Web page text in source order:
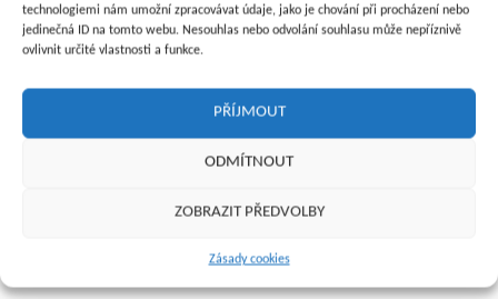
technologiemi nám umožní zpracovávat údaje, jako je chování při procházení nebo
jedinečná ID na tomto webu. Nesouhlas nebo odvolání souhlasu může nepříznivě
ovlivnit určité vlastnosti a funkce.
PŘÍJMOUT
ODMÍTNOUT
ZOBRAZIT PŘEDVOLBY
Zásady cookies
Žádanka o schválení
(povolení) výkonu – léčiva –
Seznam očkovanců (starší)